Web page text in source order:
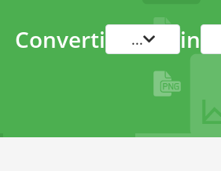
Converti ... in